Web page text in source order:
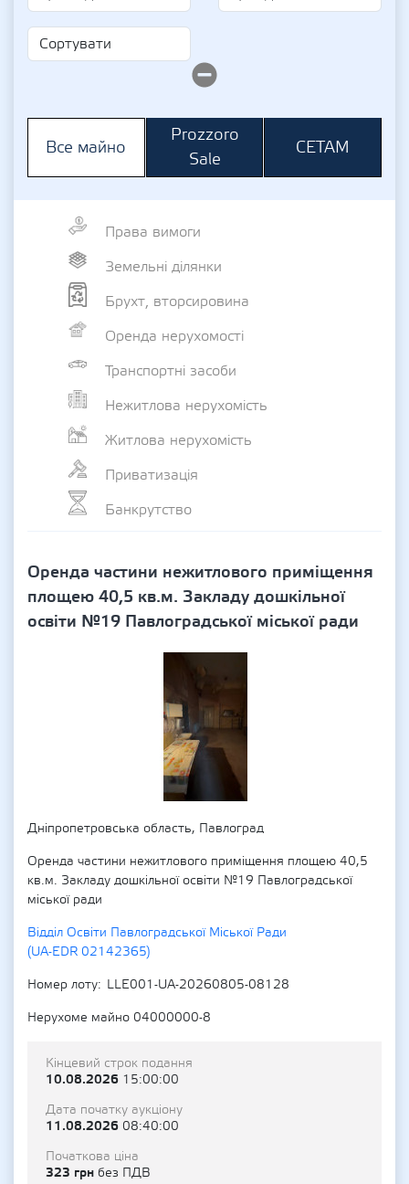
Все майно
Prozzoro
Sale
СЕТАМ
Права вимоги
Земельні ділянки
Брухт, вторсировина
Оренда нерухомості
Транспортні засоби
Нежитлова нерухомість
Житлова нерухомість
Приватизація
Банкрутство
Оренда частини нежитлового приміщення
площею 40,5 кв.м. Закладу дошкільної
освіти №19 Павлоградської міської ради
Дніпропетровська область, Павлоград
Оренда частини нежитлового приміщення площею 40,5
кв.м. Закладу дошкільної освіти №19 Павлоградської
міської ради
Відділ Освіти Павлоградської Міської Ради
(UA-EDR 02142365)
Номер лоту
LLE001-UA-20260805-08128
Нерухоме майно 04000000-8
Кінцевий строк подання
10.08.2026 15:00:00
Дата початку аукціону
11.08.2026 08:40:00
Початкова ціна
323 грн без ПДВ